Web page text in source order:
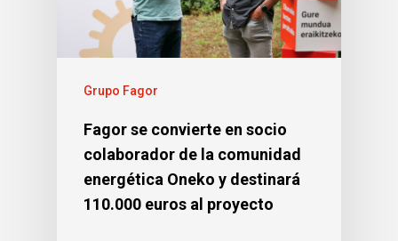
Grupo Fagor
Fagor se convierte en socio
colaborador de la comunidad
energética Oneko y destinará
110.000 euros al proyecto